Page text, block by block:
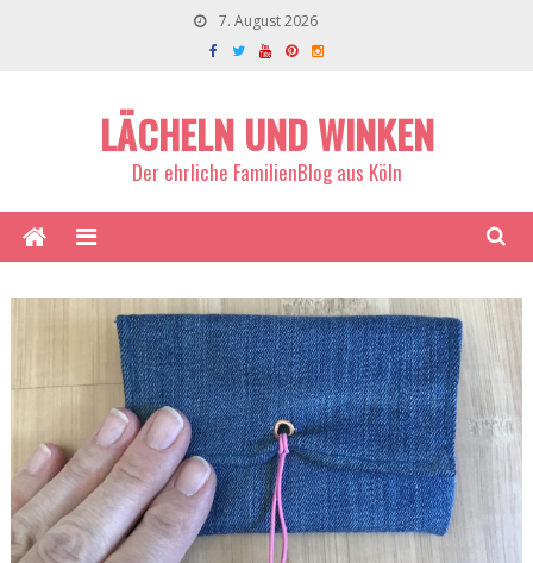
7. August 2026
LÄCHELN UND WINKEN
Der ehrliche FamilienBlog aus Köln